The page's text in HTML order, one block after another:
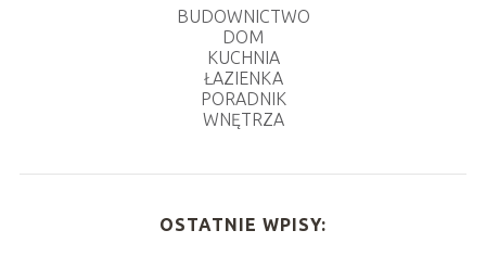
BUDOWNICTWO
DOM
KUCHNIA
ŁAZIENKA
PORADNIK
WNĘTRZA
OSTATNIE WPISY: